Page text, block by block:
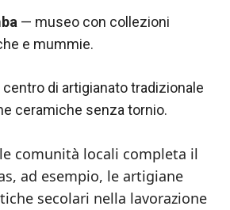
— museo con collezioni
e mummie.
di artigianato tradizionale
ceramiche senza tornio.
comunità locali completa il
ad esempio, le artigiane
secolari nella lavorazione